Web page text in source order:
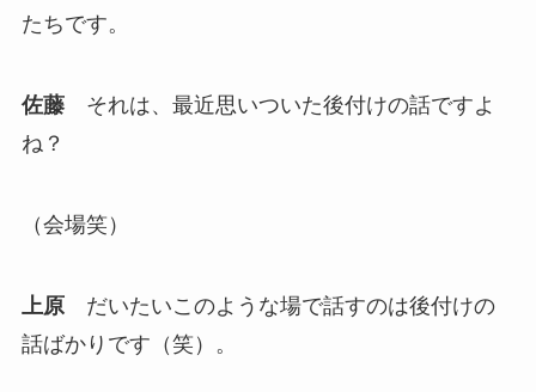
たちです。
佐藤それは、最近思いついた後付けの話ですよ
ね？
（会場笑）
上原だいたいこのような場で話すのは後付けの
話ばかりです（笑）。